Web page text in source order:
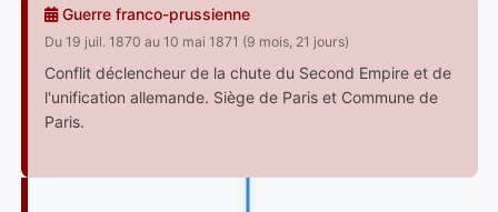
Guerre franco-prussienne
Du 19 juil. 1870 au 10 mai 1871 (9 mois, 21 jours)
Conflit déclencheur de la chute du Second Empire et de
l'unification allemande. Siège de Paris et Commune de
Paris.